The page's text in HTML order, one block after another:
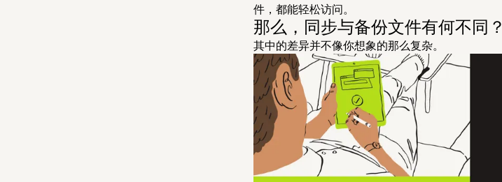
件，都能轻松访问。
那么，同步与备份文件有何不同？
其中的差异并不像你想象的那么复杂。